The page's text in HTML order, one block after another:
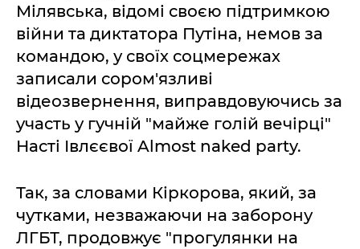
Мілявська, відомі своєю підтримкою
війни та диктатора Путіна, немов за
командою, у своїх соцмережах
записали сором'язливі
відеозвернення, виправдовуючись за
участь у гучній "майже голій вечірці"
Насті Івлєєвої Almost naked party.
Так, за словами Кіркорова, який, за
чутками, незважаючи на заборону
ЛГБТ, продовжує "прогулянки на